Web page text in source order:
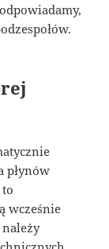
płynów
wcześnie